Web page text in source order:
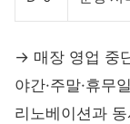
→ 매장 영업 중
야간·주말·휴무
리노베이션과